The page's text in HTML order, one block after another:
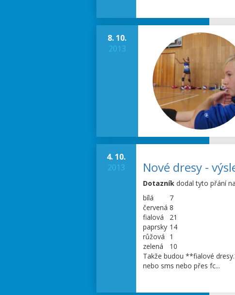
8. 10.
2013
4. 10.
2013
Nové dresy -
Dotazníkdodal tyto přání na
bílá
7
červená 8
fialová
21
paprsky 14
růžová
1
zelená
10
Takže budou **fialové
nebo sms nebo přes fc...